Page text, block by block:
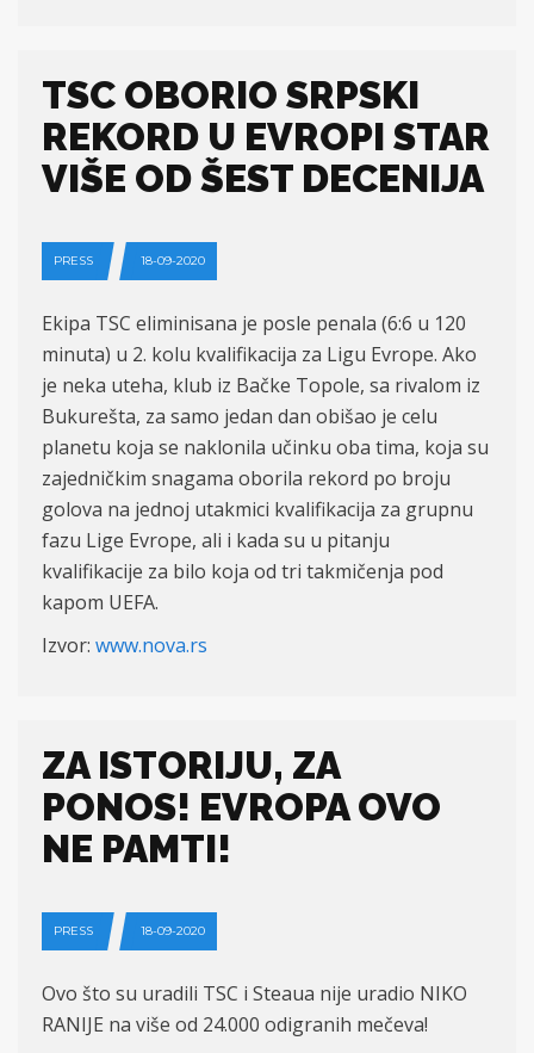
TSC OBORIO SRPSKI
REKORD U EVROPI STAR
VIŠE OD ŠEST DECENIJA
PRESS 18-09-2020
Ekipa TSC eliminisana je posle penala (6:6 u 120
minuta) u 2. kolu kvalifikacija za Ligu Evrope. Ako
je neka uteha, klub iz Bačke Topole, sa rivalom iz
Bukurešta, za samo jedan dan obišao je celu
planetu koja se naklonila učinku oba tima, koja su
zajedničkim snagama oborila rekord po broju
golova na jednoj utakmici kvalifikacija za grupnu
fazu Lige Evrope, ali i kada su u pitanju
kvalifikacije za bilo koja od tri takmičenja pod
kapom UEFA.
Izvor: www.nova.rs
ZA ISTORIJU, ZA
PONOS! EVROPA OVO
NE PAMTI!
PRESS 18-09-2020
Ovo što su uradili TSC i Steaua nije uradio NIKO
RANIJE na više od 24.000 odigranih mečeva!